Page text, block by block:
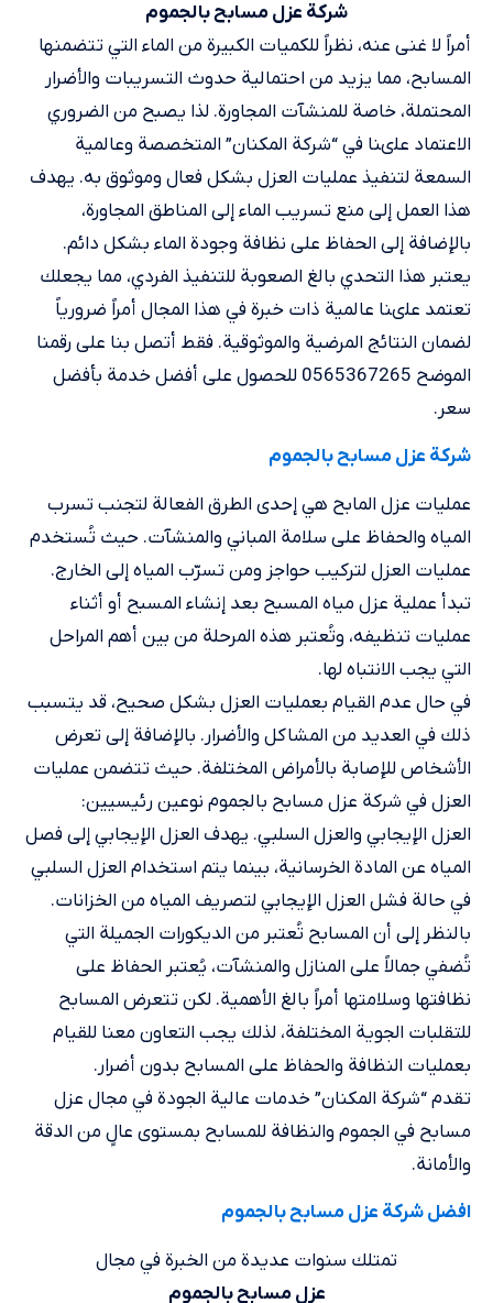
شركة عزل مسابح بالجموم
أمراً لا غنى عنه، نظراً للكميات الكبيرة من الماء التي تتضمنها
المسابح، مما يزيد من احتمالية حدوث التسريبات والأضرار
المحتملة، خاصة للمنشآت المجاورة. لذا يصبح من الضروري
الاعتماد علىنا في “شركة المكنان” المتخصصة وعالمية
السمعة لتنفيذ عمليات العزل بشكل فعال وموثوق به. يهدف
هذا العمل إلى منع تسريب الماء إلى المناطق المجاورة،
بالإضافة إلى الحفاظ على نظافة وجودة الماء بشكل دائم.
يعتبر هذا التحدي بالغ الصعوبة للتنفيذ الفردي، مما يجعلك
تعتمد علىنا عالمية ذات خبرة في هذا المجال أمراً ضرورياً
لضمان النتائج المرضية والموثوقية. فقط أتصل بنا على رقمنا
الموضح 0565367265 للحصول على أفضل خدمة بأفضل
سعر.
شركة عزل مسابح بالجموم
عمليات عزل المابح هي إحدى الطرق الفعالة لتجنب تسرب
المياه والحفاظ على سلامة المباني والمنشآت. حيث تُستخدم
عمليات العزل لتركيب حواجز ومن تسرّب المياه إلى الخارج.
تبدأ عملية عزل مياه المسبح بعد إنشاء المسبح أو أثناء
عمليات تنظيفه، وتُعتبر هذه المرحلة من بين أهم المراحل
التي يجب الانتباه لها.
في حال عدم القيام بعمليات العزل بشكل صحيح، قد يتسبب
ذلك في العديد من المشاكل والأضرار. بالإضافة إلى تعرض
الأشخاص للإصابة بالأمراض المختلفة. حيث تتضمن عمليات
العزل في شركة عزل مسابح بالجموم نوعين رئيسيين:
العزل الإيجابي والعزل السلبي. يهدف العزل الإيجابي إلى فصل
المياه عن المادة الخرسانية، بينما يتم استخدام العزل السلبي
في حالة فشل العزل الإيجابي لتصريف المياه من الخزانات.
بالنظر إلى أن المسابح تُعتبر من الديكورات الجميلة التي
تُضفي جمالاً على المنازل والمنشآت، يُعتبر الحفاظ على
نظافتها وسلامتها أمراً بالغ الأهمية. لكن تتعرض المسابح
للتقلبات الجوية المختلفة، لذلك يجب التعاون معنا للقيام
بعمليات النظافة والحفاظ على المسابح بدون أضرار.
تقدم “شركة المكنان” خدمات عالية الجودة في مجال عزل
مسابح في الجموم والنظافة للمسابح بمستوى عالٍ من الدقة
والأمانة.
افضل شركة عزل مسابح بالجموم
تمتلك سنوات عديدة من الخبرة في مجال
عزل مسابح بالجموم